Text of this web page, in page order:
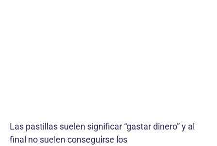
Las pastillas suelen significar “gastar dinero” y al
final no suelen conseguirse los